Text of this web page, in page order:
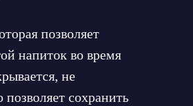
позволяет
напиток во время
не
сохранить